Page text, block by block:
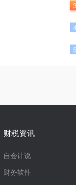
财税资讯
自会计说
财务软件